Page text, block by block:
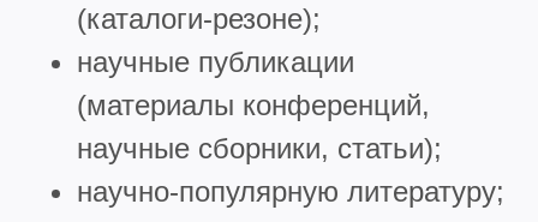
(каталоги-резоне);
научные публикации
(материалы конференций,
научные сборники, статьи);
научно-популярную литературу;